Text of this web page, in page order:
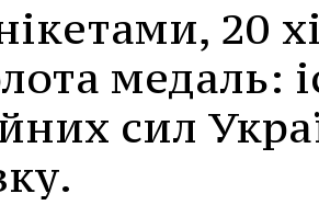
20
медаль:
сил